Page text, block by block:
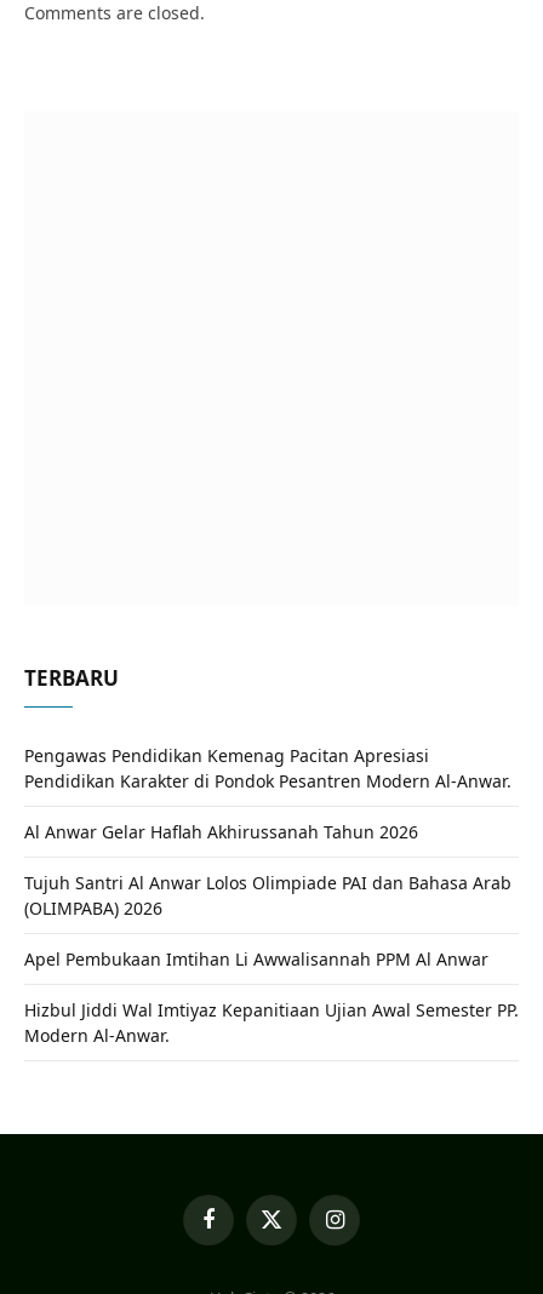
Comments are closed.
TERBARU
Pengawas Pendidikan Kemenag Pacitan Apresiasi
Pendidikan Karakter di Pondok Pesantren Modern Al-Anwar.
Al Anwar Gelar Haflah Akhirussanah Tahun 2026
Tujuh Santri Al Anwar Lolos Olimpiade PAI dan Bahasa Arab
(OLIMPABA) 2026
Apel Pembukaan Imtihan Li Awwalisannah PPM Al Anwar
Hizbul Jiddi Wal Imtiyaz Kepanitiaan Ujian Awal Semester PP.
Modern Al-Anwar.
FacebookX
(Twitter)
Instagram